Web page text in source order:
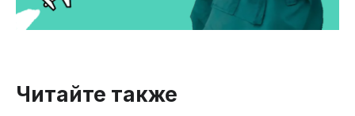
Читайте также